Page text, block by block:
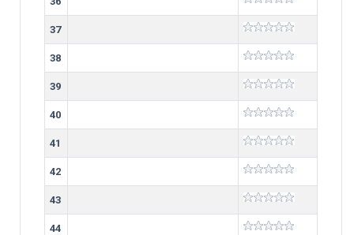
37
38
39
40
41
42
43
44